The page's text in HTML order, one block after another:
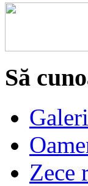
Să
Zece